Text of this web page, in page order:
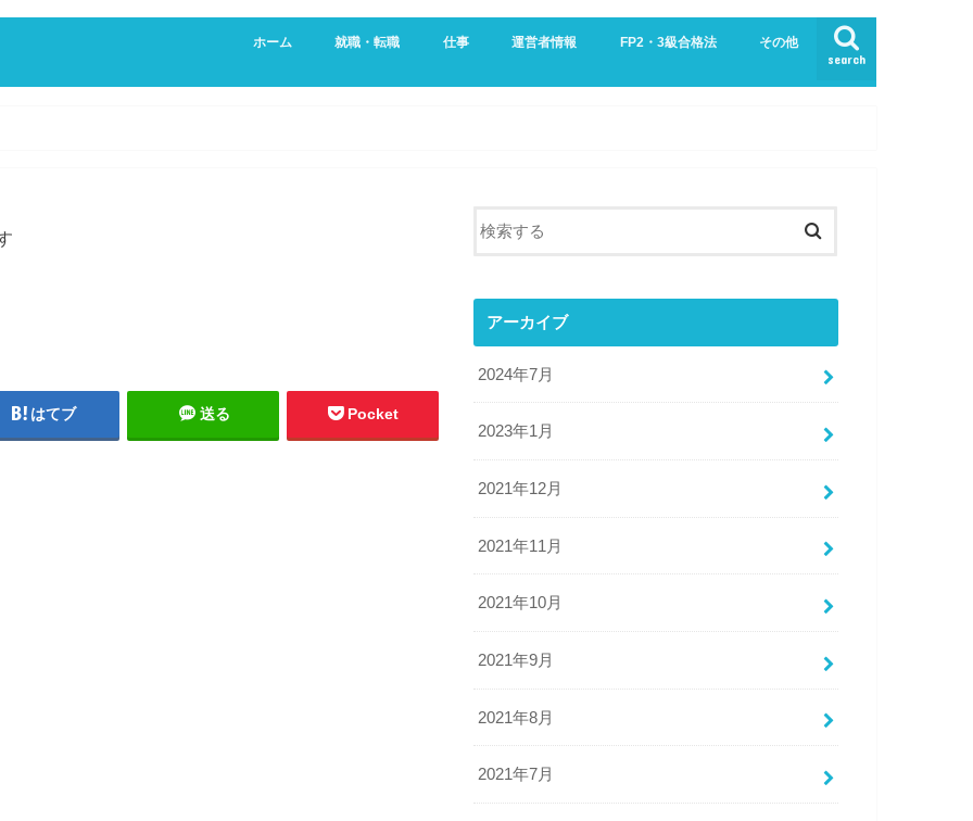
search
ホーム 就職・転職
新卒・就活生向け
20代向け転職サービス
仕事
営業
不動産業界
運営者情報 FP2・3級合格法 その他
生活
お問い合わせ
プライバシーポリシー・免責事項
サイトマップ
はてブ 送る Pocket
アーカイブ
2024年7月
2023年1月
2021年12月
2021年11月
2021年10月
2021年9月
2021年8月
2021年7月